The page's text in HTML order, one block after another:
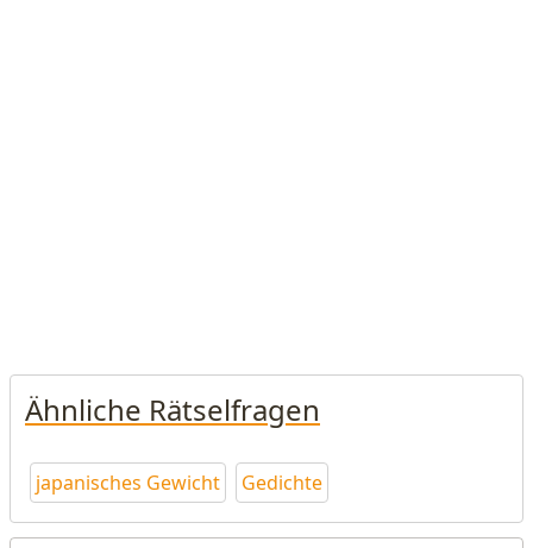
Ähnliche Rätselfragen
japanisches Gewicht Gedichte